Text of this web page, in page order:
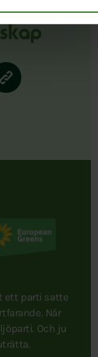
oss
ett parti satte
När
Och ju